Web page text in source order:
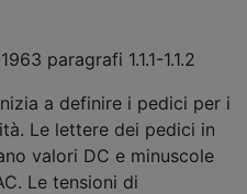
a definire i pedici per i
Le lettere dei pedici in
valori DC e minuscole
Le tensioni di